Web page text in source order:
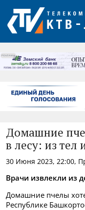
РЕКЛАМА
Домашние
в лесу: из тел
30 Июня 2023, 22:00,
Врачи извлекли из
Домашние пчелы
Республике